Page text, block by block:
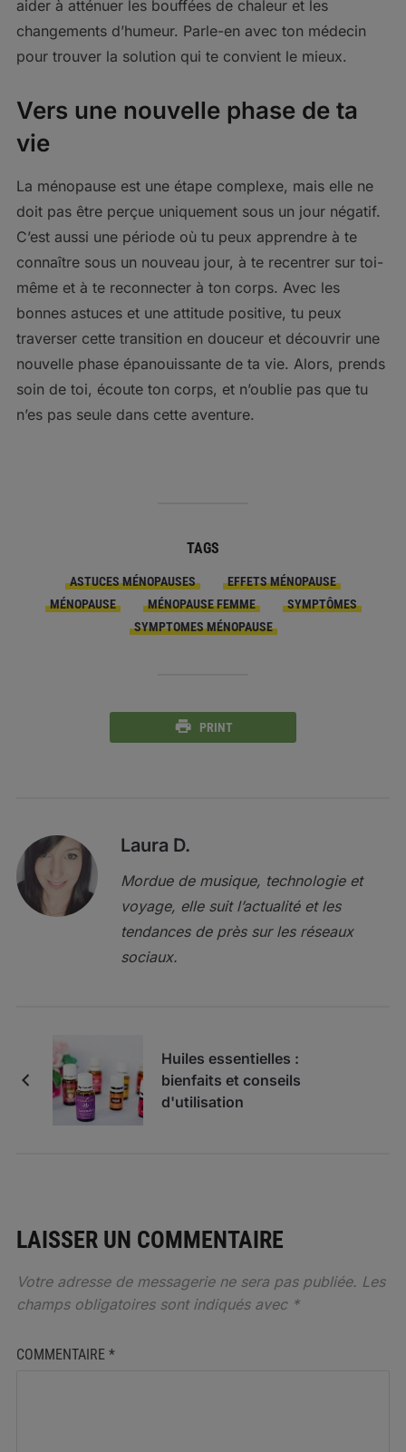
aider à atténuer les bouffées de chaleur et les
changements d’humeur. Parle-en avec ton médecin
pour trouver la solution qui te convient le mieux.
Vers une nouvelle phase de ta
vie
La ménopause est une étape complexe, mais elle ne
doit pas être perçue uniquement sous un jour négatif.
C’est aussi une période où tu peux apprendre à te
connaître sous un nouveau jour, à te recentrer sur toi-
même et à te reconnecter à ton corps. Avec les
bonnes astuces et une attitude positive, tu peux
traverser cette transition en douceur et découvrir une
nouvelle phase épanouissante de ta vie. Alors, prends
soin de toi, écoute ton corps, et n’oublie pas que tu
n’es pas seule dans cette aventure.
TAGS
ASTUCES MÉNOPAUSES
EFFETS MÉNOPAUSE
MÉNOPAUSE
MÉNOPAUSE FEMME
SYMPTÔMES
SYMPTOMES MÉNOPAUSE
PRINT
Laura D.
Mordue de musique, technologie et
voyage, elle suit l’actualité et les
tendances de près sur les réseaux
sociaux.
Huiles essentielles :
bienfaits et conseils
d'utilisation
LAISSER UN COMMENTAIRE
Votre adresse de messagerie ne sera pas publiée. Les
champs obligatoires sont indiqués avec *
COMMENTAIRE *